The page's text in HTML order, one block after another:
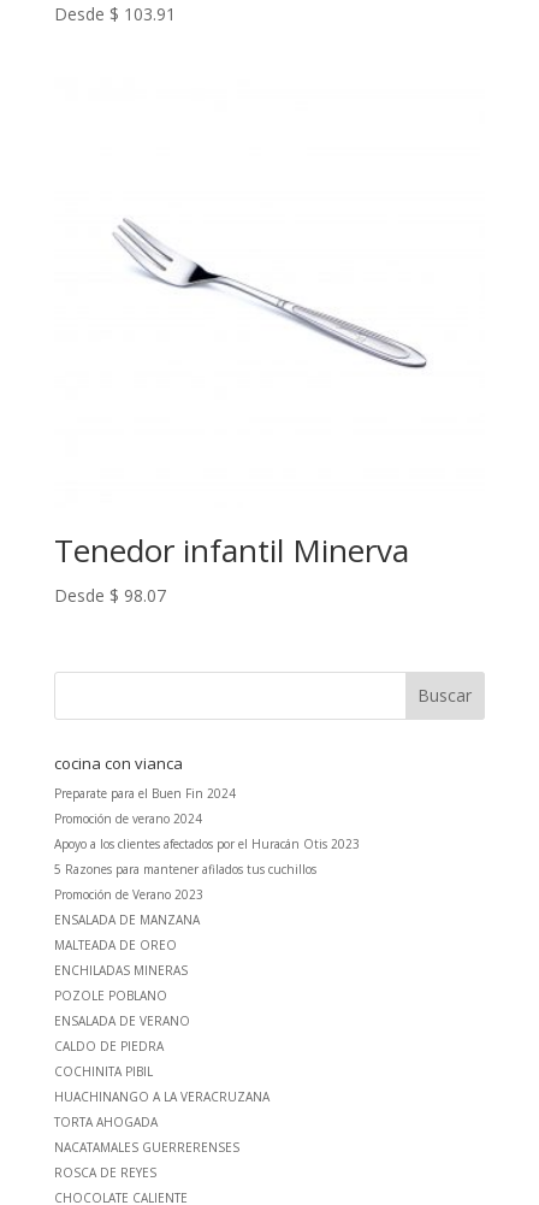
Desde $ 103.91
Tenedor infantil Minerva
Desde $ 98.07
cocina con vianca
Preparate para el Buen Fin 2024
Promoción de verano 2024
Apoyo a los clientes afectados por el Huracán Otis 2023
5 Razones para mantener afilados tus cuchillos
Promoción de Verano 2023
ENSALADA DE MANZANA
MALTEADA DE OREO
ENCHILADAS MINERAS
POZOLE POBLANO
ENSALADA DE VERANO
CALDO DE PIEDRA
COCHINITA PIBIL
HUACHINANGO A LA VERACRUZANA
TORTA AHOGADA
NACATAMALES GUERRERENSES
ROSCA DE REYES
CHOCOLATE CALIENTE